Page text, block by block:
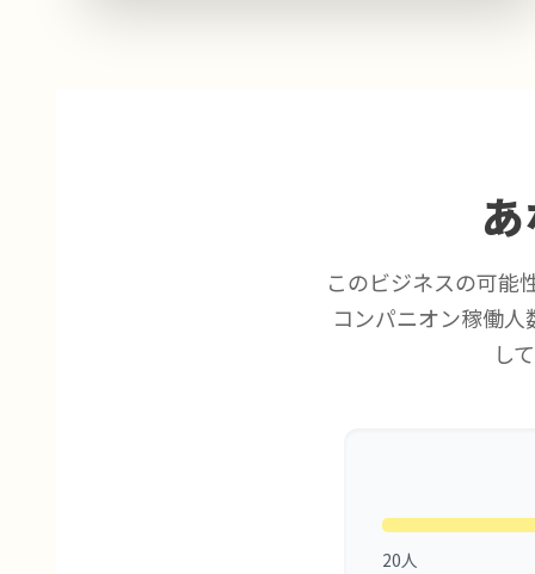
このビジネスの可能
コンパニオン稼働
し
20人